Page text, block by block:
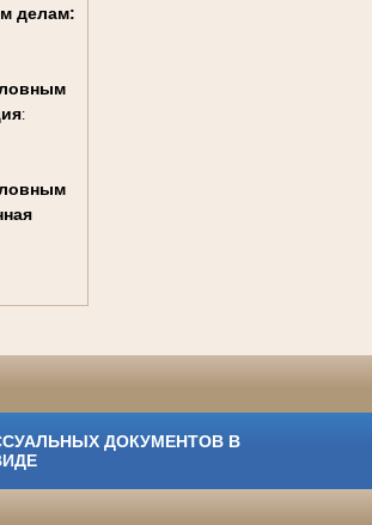
делам:
:
ДОКУМЕНТОВ В